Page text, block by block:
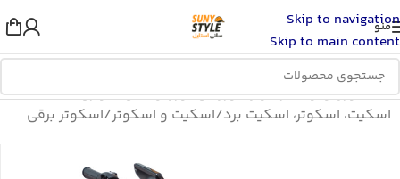
Skip to navigation
Skip to main content
منو
خانه/ورزش و سفر/لوازم ورزشی/ورزش های سواری/
اسکیت، اسکوتر، اسکیت برد/اسکیت و اسکوتر/اسکوتر برقی